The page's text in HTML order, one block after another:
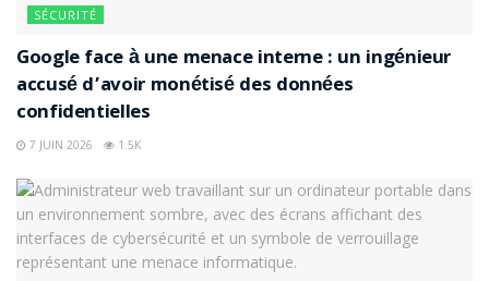
SÉCURITÉ
Google face à une menace interne : un ingénieur
accusé d’avoir monétisé des données
confidentielles
7 JUIN 2026 1.5K